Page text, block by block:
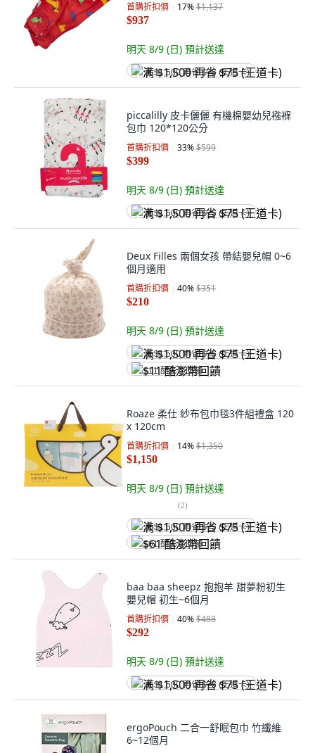
首購折扣價 17%$1,137
$937
明天 8/9 (日) 預計送達
满 $1,500 再省 $75 (王道卡)
piccalilly 皮卡儷儷 有機棉嬰幼兒襁褓
包巾 120*120公分
首購折扣價 33%$599
$399
明天 8/9 (日) 預計送達
满 $1,500 再省 $75 (王道卡)
Deux Filles 兩個女孩 帶結嬰兒帽 0~6
個月適用
首購折扣價 40%$351
$210
明天 8/9 (日) 預計送達
满 $1,500 再省 $75 (王道卡)
$11 酷澎幣回饋
Roaze 柔仕 紗布包巾毯3件組禮盒 120
x 120cm
首購折扣價 14%$1,350
$1,150
明天 8/9 (日) 預計送達
(2)
满 $1,500 再省 $75 (王道卡)
$61 酷澎幣回饋
baa baa sheepz 抱抱羊 甜夢粉初生
嬰兒帽 初生~6個月
首購折扣價 40%$488
$292
明天 8/9 (日) 預計送達
满 $1,500 再省 $75 (王道卡)
ergoPouch 二合一舒眠包巾 竹纖維
6~12個月